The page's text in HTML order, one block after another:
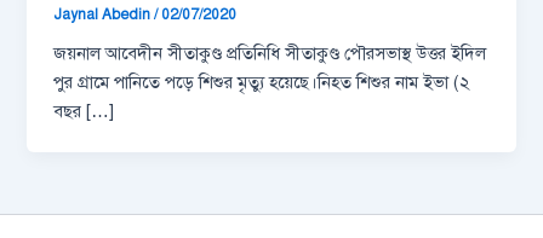
Jaynal Abedin/ 02/07/2020
জয়নাল আবেদীন সীতাকুণ্ড প্রতিনিধি সীতাকুণ্ড পৌরসভাস্থ উত্তর ইদিল
পুর গ্রামে পানিতে পড়ে শিশুর মৃত্যু হয়েছে।নিহত শিশুর নাম ইভা (২
বছর […]